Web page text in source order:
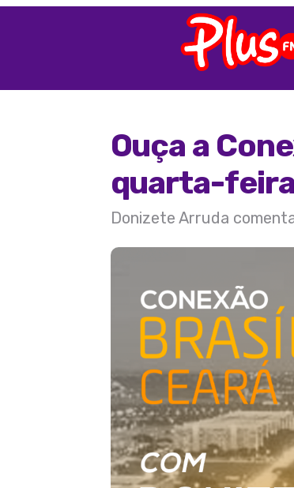
Ouça a
quarta-
Donizete Arruda